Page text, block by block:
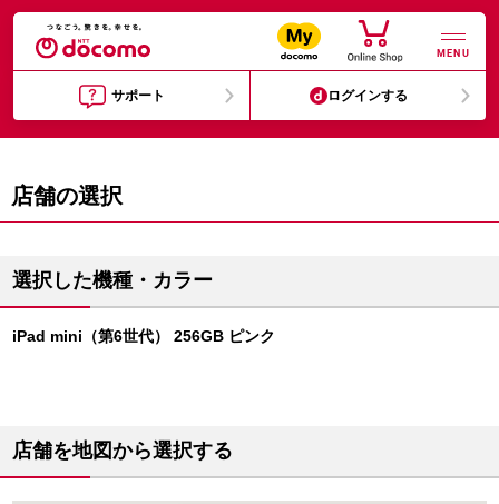
MENU
サポート ログインする
店舗の選択
選択した機種・カラー
iPad mini（第6世代） 256GB ピンク
店舗を地図から選択する